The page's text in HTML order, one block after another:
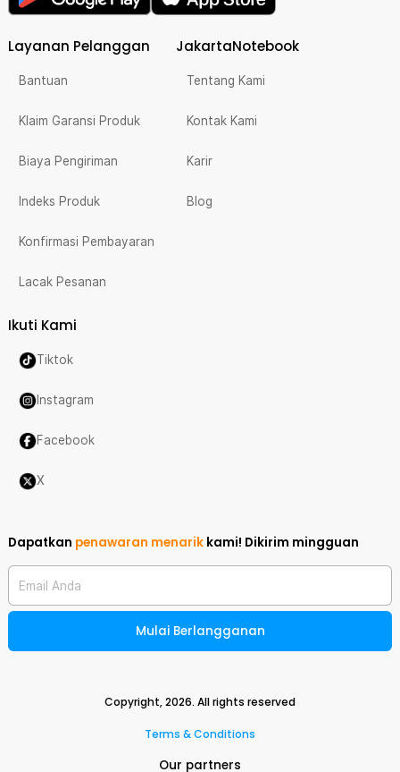
Layanan Pelanggan
Bantuan
Klaim Garansi Produk
Biaya Pengiriman
Indeks Produk
Konfirmasi Pembayaran
Lacak Pesanan
JakartaNotebook
Tentang Kami
Kontak Kami
Karir
Blog
Ikuti Kami
Tiktok
Instagram
Facebook
X
Dapatkan penawaran menarik kami! Dikirim mingguan
Email Anda
Mulai Berlangganan
Copyright,2026. All rights reserved
Terms & Conditions
Our partners